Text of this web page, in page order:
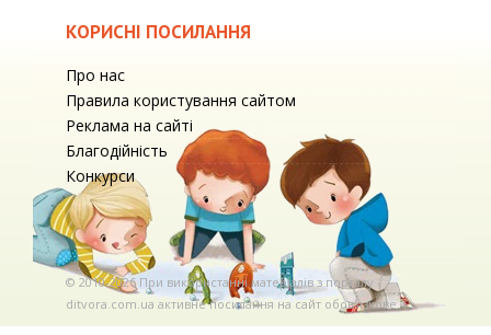
КОРИСНІ ПОСИЛАННЯ
Про нас
Правила користування сайтом
Реклама на сайті
Благодійність
Конкурси
© 2010-2026 При використаннi матерiалiв з порталу
ditvora.com.ua активне посилання на сайт обов'язкове. .